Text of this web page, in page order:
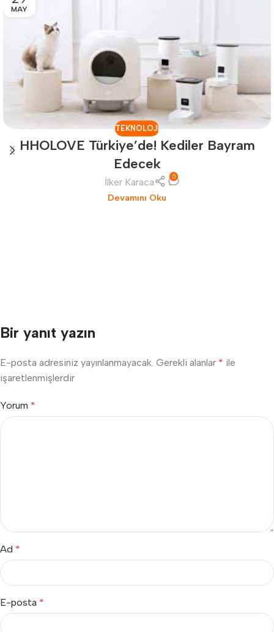
MAY
TEKNOLOJI
HHOLOVE Türkiye’de! Kediler Bayram
Edecek
İlker Karaca 0
Devamını Oku
Bir yanıt yazın
E-posta adresiniz yayınlanmayacak. Gerekli alanlar * ile
işaretlenmişlerdir
Yorum *
Ad *
E-posta *